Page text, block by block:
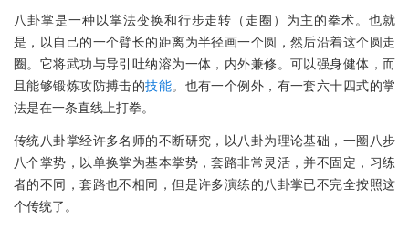
八卦掌是一种以掌法变换和行步走转（走圈）为主的拳术。也就
是，以自己的一个臂长的距离为半径画一个圆，然后沿着这个圆走
圈。它将武功与导引吐纳溶为一体，内外兼修。可以强身健体，而
且能够锻炼攻防搏击的技能。也有一个例外，有一套六十四式的掌
法是在一条直线上打拳。
传统八卦掌经许多名师的不断研究，以八卦为理论基础，一圈八步
八个掌势，以单换掌为基本掌势，套路非常灵活，并不固定，习练
者的不同，套路也不相同，但是许多演练的八卦掌已不完全按照这
个传统了。